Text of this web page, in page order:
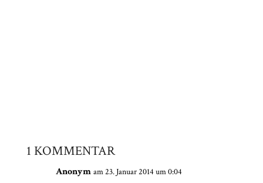
1 KOMMENTAR
Anonym am 23. Januar 2014 um 0:04